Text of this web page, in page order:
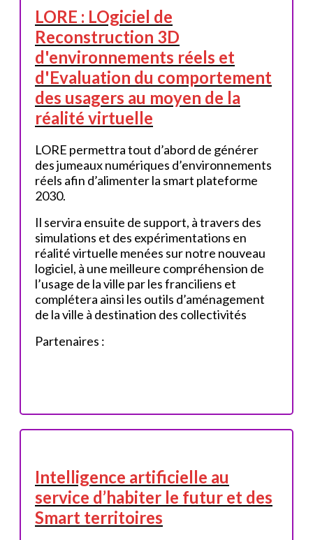
LORE : LOgiciel de
Reconstruction 3D
d'environnements réels et
d'Evaluation du comportement
des usagers au moyen de la
réalité virtuelle
LORE permettra tout d’abord de générer
des jumeaux numériques d’environnements
réels afin d’alimenter la smart plateforme
2030.
Il servira ensuite de support, à travers des
simulations et des expérimentations en
réalité virtuelle menées sur notre nouveau
logiciel, à une meilleure compréhension de
l’usage de la ville par les franciliens et
complétera ainsi les outils d’aménagement
de la ville à destination des collectivités
Partenaires :
Intelligence artificielle au
service d’habiter le futur et des
Smart territoires